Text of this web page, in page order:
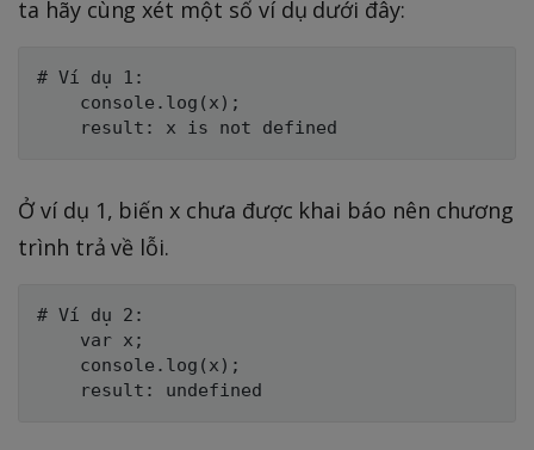
ta hãy cùng xét một số ví dụ dưới đây:
# Ví dụ 1:
    console.log(x);
Ở ví dụ 1, biến x chưa được khai báo nên chương
trình trả về lỗi.
# Ví dụ 2:
    var x;
    console.log(x);